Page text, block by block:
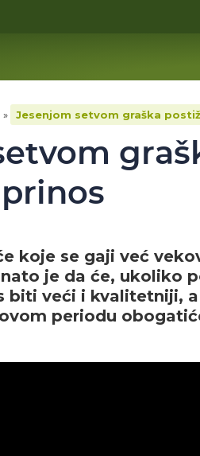
» Jesenjom setvom graška
koje se gaji već
je da će, ukoliko
biti veći i kvalitetniji,
periodu